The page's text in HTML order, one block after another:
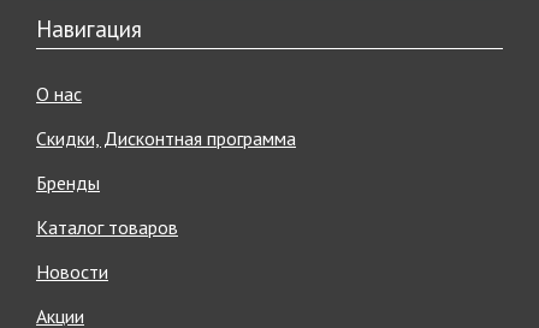
Навигация
О нас
Скидки, Дисконтная программа
Бренды
Каталог товаров
Новости
Акции